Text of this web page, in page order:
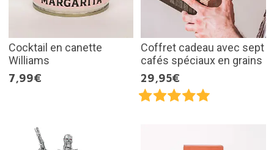
Cocktail en canette
Williams
7,99€
Coffret cadeau avec sept
cafés spéciaux en grains
29,95€